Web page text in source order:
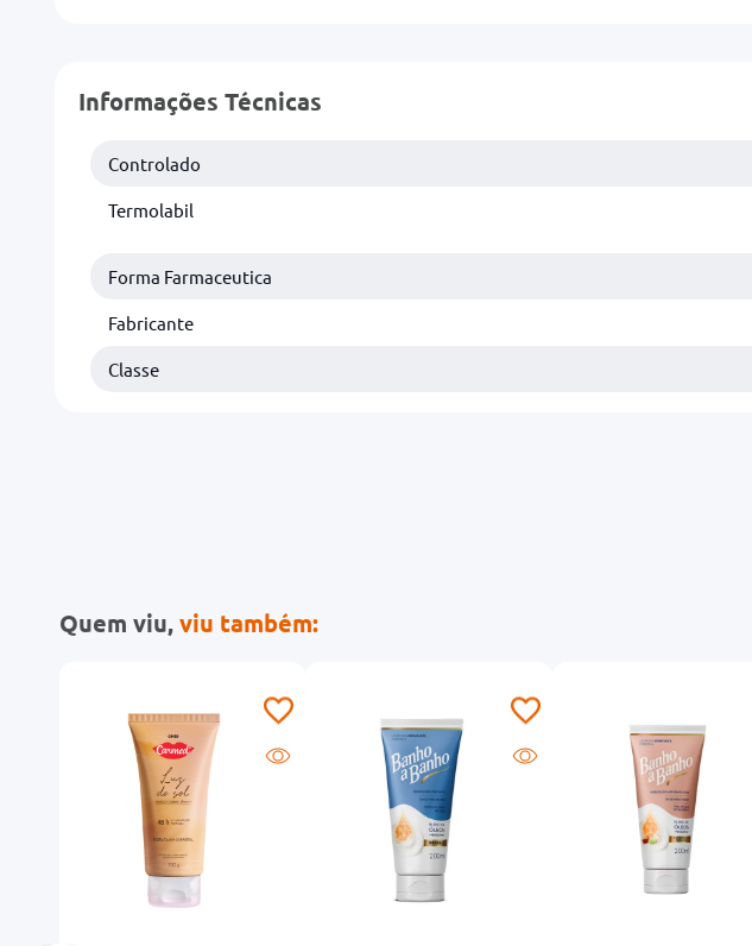
Informações Técnicas
Controlado
Termolabil
Forma Farmaceutica
Fabricante
Classe
Quem viu,viu também: